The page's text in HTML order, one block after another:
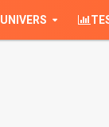
UNIVERS